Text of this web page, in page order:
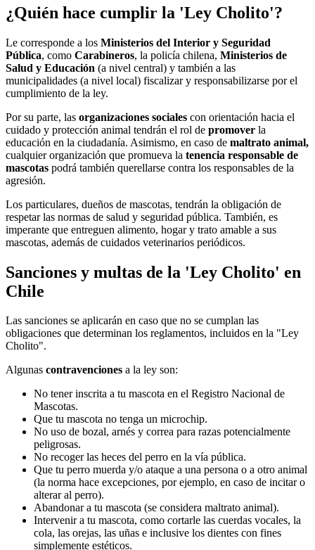
¿Quién hace cumplir la 'Ley Cholito'?
Le corresponde a los Ministerios del Interior y Seguridad
Pública, como Carabineros, la policía chilena, Ministerios de
Salud y Educación (a nivel central) y también a las
municipalidades (a nivel local) fiscalizar y responsabilizarse por el
cumplimiento de la ley.
Por su parte, las organizaciones sociales con orientación hacia el
cuidado y protección animal tendrán el rol de promover la
educación en la ciudadanía. Asimismo, en caso de maltrato animal,
cualquier organización que promueva la tenencia responsable de
mascotas podrá también querellarse contra los responsables de la
agresión.
Los particulares, dueños de mascotas, tendrán la obligación de
respetar las normas de salud y seguridad pública. También, es
imperante que entreguen alimento, hogar y trato amable a sus
mascotas, además de cuidados veterinarios periódicos.
Sanciones y multas de la 'Ley Cholito' en
Chile
Las sanciones se aplicarán en caso que no se cumplan las
obligaciones que determinan los reglamentos, incluidos en la "Ley
Cholito".
Algunas contravenciones a la ley son:
No tener inscrita a tu mascota en el Registro Nacional de
Mascotas.
Que tu mascota no tenga un microchip.
No uso de bozal, arnés y correa para razas potencialmente
peligrosas.
No recoger las heces del perro en la vía pública.
Que tu perro muerda y/o ataque a una persona o a otro animal
(la norma hace excepciones, por ejemplo, en caso de incitar o
alterar al perro).
Abandonar a tu mascota (se considera maltrato animal).
Intervenir a tu mascota, como cortarle las cuerdas vocales, la
cola, las orejas, las uñas e inclusive los dientes con fines
simplemente estéticos.